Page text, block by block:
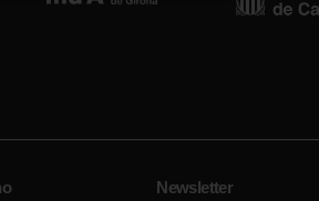
Newsletter